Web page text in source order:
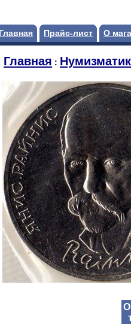
Главная Прайс-лист О
Главная :